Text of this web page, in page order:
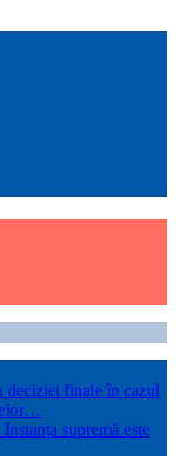
deciziei finale în cazul
supremă este